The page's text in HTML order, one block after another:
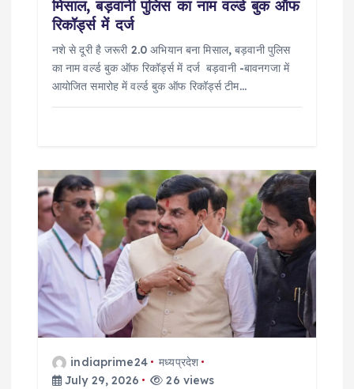
मिसाल, बड़वानी पुलिस का नाम वर्ल्ड बुक ऑफ
रिकॉर्ड्स में दर्ज
नशे से दूरी है जरूरी 2.0 अभियान बना मिसाल, बड़वानी पुलिस
का नाम वर्ल्ड बुक ऑफ रिकॉर्ड्स में दर्ज बड़वानी -बावनगजा में
आयोजित समारोह में वर्ल्ड बुक ऑफ रिकॉर्ड्स टीम…
indiaprime24
मध्यप्रदेश
July 29, 2026
26 views